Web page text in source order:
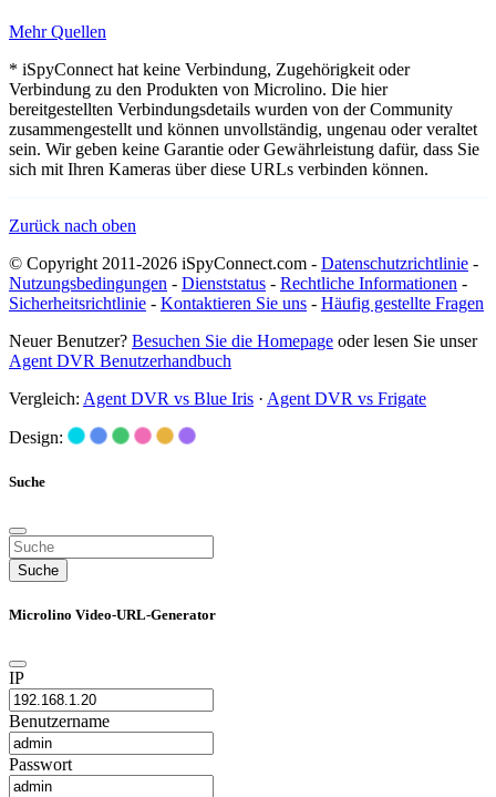
Mehr Quellen
* iSpyConnect hat keine Verbindung, Zugehörigkeit oder
Verbindung zu den Produkten von Microlino. Die hier
bereitgestellten Verbindungsdetails wurden von der Community
zusammengestellt und können unvollständig, ungenau oder veraltet
sein. Wir geben keine Garantie oder Gewährleistung dafür, dass Sie
sich mit Ihren Kameras über diese URLs verbinden können.
Zurück nach oben
© Copyright 2011-2026 iSpyConnect.com - Datenschutzrichtlinie -
Nutzungsbedingungen - Dienststatus - Rechtliche Informationen -
Sicherheitsrichtlinie - Kontaktieren Sie uns - Häufig gestellte Fragen
Neuer Benutzer? Besuchen Sie die Homepage oder lesen Sie unser
Agent DVR Benutzerhandbuch
Vergleich: Agent DVR vs Blue Iris · Agent DVR vs Frigate
Design:
Suche
Suche
Microlino Video-URL-Generator
IP
Benutzername
Passwort